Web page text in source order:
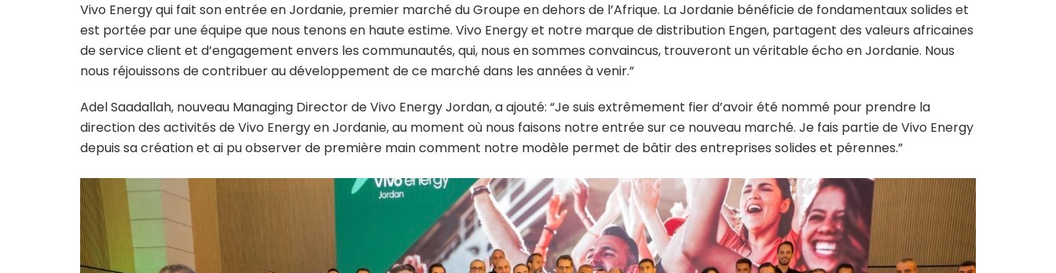
Vivo Energy qui fait son entrée en Jordanie, premier marché du Groupe en dehors de l’Afrique. La Jordanie bénéficie de fondamentaux solides et
est portée par une équipe que nous tenons en haute estime. Vivo Energy et notre marque de distribution Engen, partagent des valeurs africaines
de service client et d’engagement envers les communautés, qui, nous en sommes convaincus, trouveront un véritable écho en Jordanie. Nous
nous réjouissons de contribuer au développement de ce marché dans les années à venir.”
Adel Saadallah, nouveau Managing Director de Vivo Energy Jordan, a ajouté: “Je suis extrêmement fier d’avoir été nommé pour prendre la
direction des activités de Vivo Energy en Jordanie, au moment où nous faisons notre entrée sur ce nouveau marché. Je fais partie de Vivo Energy
depuis sa création et ai pu observer de première main comment notre modèle permet de bâtir des entreprises solides et pérennes.”